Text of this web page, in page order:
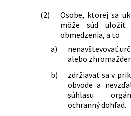
(2)
Osobe, ktorej sa
môže súd uložiť
obmedzenia, a to
a)
nenavštevovať
alebo
b)
zdržiavať sa v
obvode a
súhlasu
ochranný dohľad.